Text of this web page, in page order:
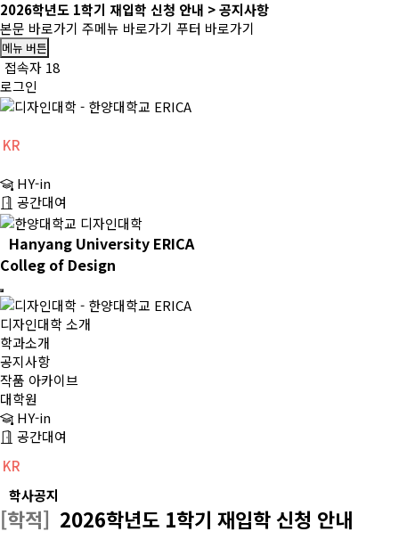
2026학년도 1학기 재입학 신청 안내 > 공지사항
본문 바로가기 주메뉴 바로가기 푸터 바로가기
메뉴 버튼
접속자 18
로그인
KR
CH
EN
HY-in
공간대여
Hanyang University ERICA
Colleg of Design
디자인대학 소개
학과소개
공지사항
작품 아카이브
대학원
HY-in
공간대여
KR
학사공지
[학적] 2026학년도 1학기 재입학 신청 안내